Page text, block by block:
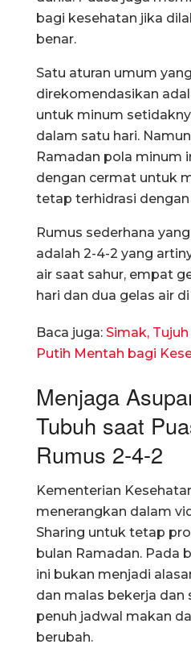
bagi kesehatan jika
benar.
Satu aturan umum
direkomendasikan
untuk minum
dalam satu hari.
Ramadan pola minum
dengan cermat untuk
tetap terhidrasi dengan
Rumus sederhana
adalah 2-4-2 yang
air saat sahur, empat
hari dan dua gelas air
Baca juga: Simak,
Putih Mentah bagi
Menjaga
Tubuh saat
Rumus 2-4-2
Kementerian
menerangkan dalam
Sharing untuk tetap
bulan Ramadan. Pada
ini bukan menjadi
dan malas bekerja dan
penuh jadwal makan
berubah.